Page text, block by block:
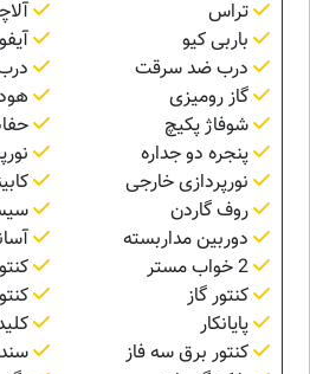
تراس
باربی کیو
درب ضد سرقت
گاز رومیزی
شوفاژ پکیچ
پنجره دو جداره
نورپردازی خارجی
روف گاردن
دوربین مداربسته
کنتور گاز
پایانکار
کنتور برق سه فاز